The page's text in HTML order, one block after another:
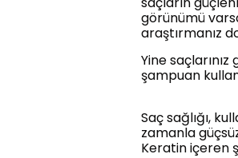
görünümü
araştırmanız
Yine
şampuan
Saç sağlığı,
zamanla
Keratin içeren